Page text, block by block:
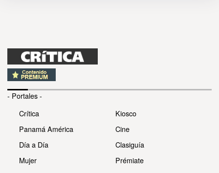
- Portales -
Crítica
Panamá América
Día a Día
Mujer
Kiosco
Cine
Clasiguía
Prémiate